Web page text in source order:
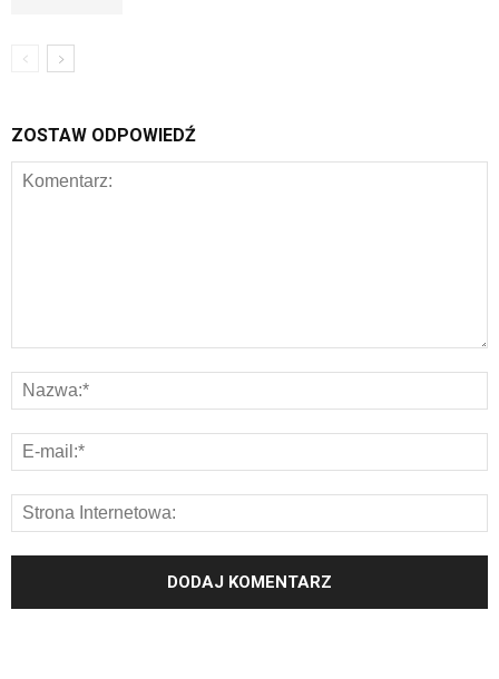
ZOSTAW ODPOWIEDŹ